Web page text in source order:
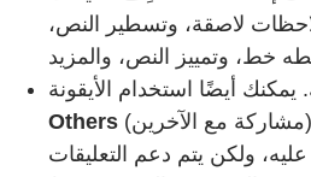
لاصقة، وتسطير النص،
Others (مشاركة مع الآخرين) لإرسال الملف إلى
عليه، ولكن يتم دعم التعليقات